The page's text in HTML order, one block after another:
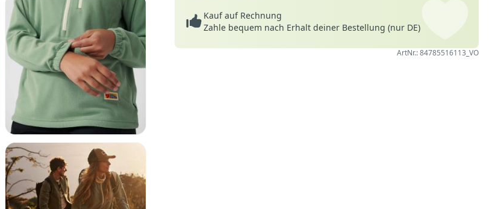
Kauf auf Rechnung
Zahle bequem nach Erhalt deiner Bestellung (nur DE)
ArtNr.: 84785516113_VO